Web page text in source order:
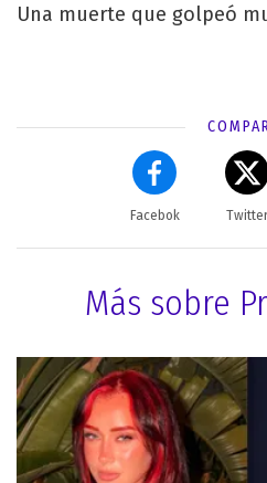
Una muerte que golpeó
Facebok Twitter
Más sobre